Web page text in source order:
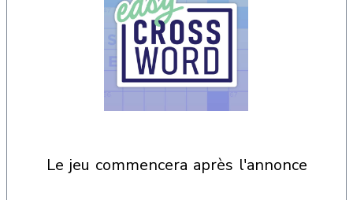
le jeu commencera après l'annonce